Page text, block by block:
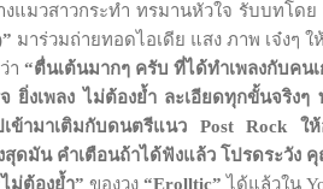
งแมวสาวกระทำ ทรมานหัวใจ รับบทโดย
มาร่วมถ่ายทอดไอเดีย แสง ภาพ เจ๋งๆ
า “ตื่นเต้นมากๆ ครับ ที่ได้ทำเพลงกับคน
ยิ่งเพลง ไม่ต้องย้ำ ละเอียดทุกขั้นจริง
เข้ามาเติมกับดนตรีแนว Post Rock
ดมัน คำเตือนถ้าได้ฟังแล้ว โปรดระวัง
ม่ต้องย้ำ” ของวง“Erolltic” ได้แล้วใน